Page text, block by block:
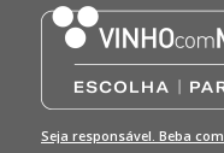
Seja responsável. Beba